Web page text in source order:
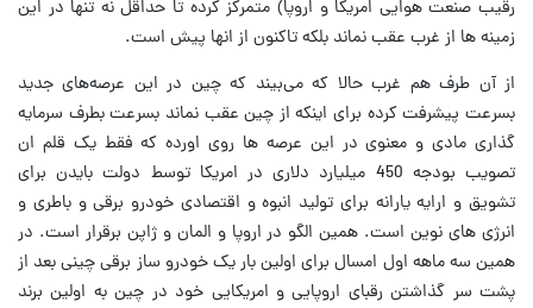
رقیب صنعت هوایی امریکا و اروپا) متمرکز کرده تا حداقل نه تنها در این
زمینه ها از غرب عقب نماند بلکه تاکنون از انها پیش است.
از آن طرف هم غرب حالا که می‌بیند که چین در این عرصه‌های جدید
بسرعت پیشرفت کرده برای اینکه از چین عقب نماند بسرعت بطرف سرمایه
گذاری مادی و معنوی در این عرصه ها روی اورده که فقط یک قلم ان
تصویب بودجه 450 میلیارد دلاری در امریکا توسط دولت بایدن برای
تشویق و ارایه یارانه برای تولید انبوه و اقتصادی خودرو برقی و باطری و
انرژی های نوین است. همین الگو در اروپا و المان و ژاپن برقرار است. در
همین سه ماهه اول امسال برای اولین بار یک خودرو ساز برقی چینی بعد از
پشت سر گذاشتن رقبای اروپایی و امریکایی خود در چین به اولین برند